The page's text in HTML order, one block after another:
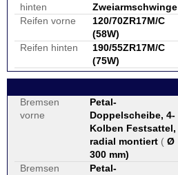
hinten
Zweiarmschwinge
Reifen vorne
120/70ZR17M/C
(58W)
Reifen hinten
190/55ZR17M/C
(75W)
Bremsen
vorne
Petal-
Doppelscheibe, 4-
Kolben Festsattel,
radial montiert ( Ø
300 mm)
Bremsen
Petal-